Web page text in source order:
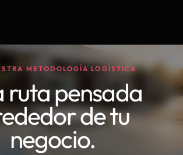
METODOLOGÍA LOGÍSTICA
ruta pensada
de tu
negocio.